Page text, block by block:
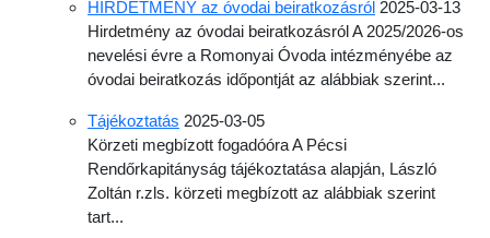
HIRDETMÉNY az óvodai beiratkozásról 2025-03-13
Hirdetmény az óvodai beiratkozásról A 2025/2026-os
nevelési évre a Romonyai Óvoda intézményébe az
óvodai beiratkozás időpontját az alábbiak szerint...
Tájékoztatás 2025-03-05
Körzeti megbízott fogadóóra A Pécsi
Rendőrkapitányság tájékoztatása alapján, László
Zoltán r.zls. körzeti megbízott az alábbiak szerint
tart...